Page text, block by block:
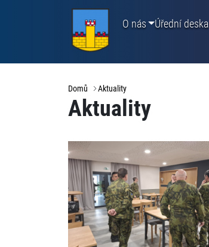
O nás Úřední deska
Domů Aktuality
Aktuality